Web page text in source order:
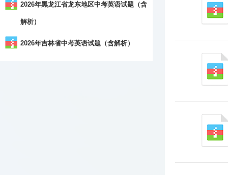
2026年黑龙江省龙东地区中考英语试题（含
解析）
2026年吉林省中考英语试题（含解析）